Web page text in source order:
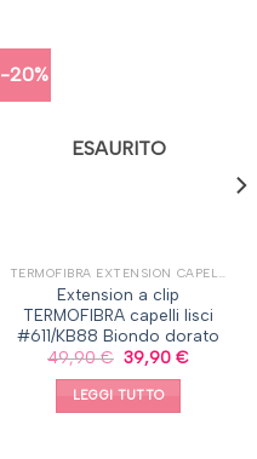
-20%
ESAURITO
TERMOFIBRA EXTENSION CAPELLI A CLIP, CAPELLI LISCI
Extension a clip
TERMOFIBRA capelli lisci
#611/KB88 Biondo dorato
49,90€ 39,90€
LEGGI TUTTO